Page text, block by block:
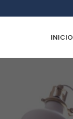
INICIO